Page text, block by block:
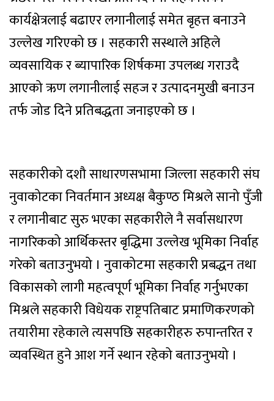
कार्यक्षेत्रलाई बढाएर लगानीलाई समेत बृहत्त बनाउने
उल्लेख गरिएको छ । सहकारी सस्थाले अहिले
व्यवसायिक र ब्यापारिक शिर्षकमा उपलब्ध गराउदै
आएको ऋण लगानीलाई सहज र उत्पादनमुखी बनाउन
तर्फ जोड दिने प्रतिबद्धता जनाइएको छ ।
सहकारीको दशौ साधारणसभामा जिल्ला सहकारी संघ
नुवाकोटका निवर्तमान अध्यक्ष बैकुण्ठ मिश्रले सानो पुँजी
र लगानीबाट सुरु भएका सहकारीले नै सर्वासधारण
नागरिकको आर्थिकस्तर बृद्धिमा उल्लेख भूमिका निर्वाह
गरेको बताउनुभयो । नुवाकोटमा सहकारी प्रबद्धन तथा
विकासको लागी महत्वपूर्ण भूमिका निर्वाह गर्नुभएका
मिश्रले सहकारी विधेयक राष्ट्रपतिबाट प्रमाणिकरणको
तयारीमा रहेकाले त्यसपछि सहकारीहरु रुपान्तरित र
व्यवस्थित हुने आश गर्ने स्थान रहेको बताउनुभयो ।